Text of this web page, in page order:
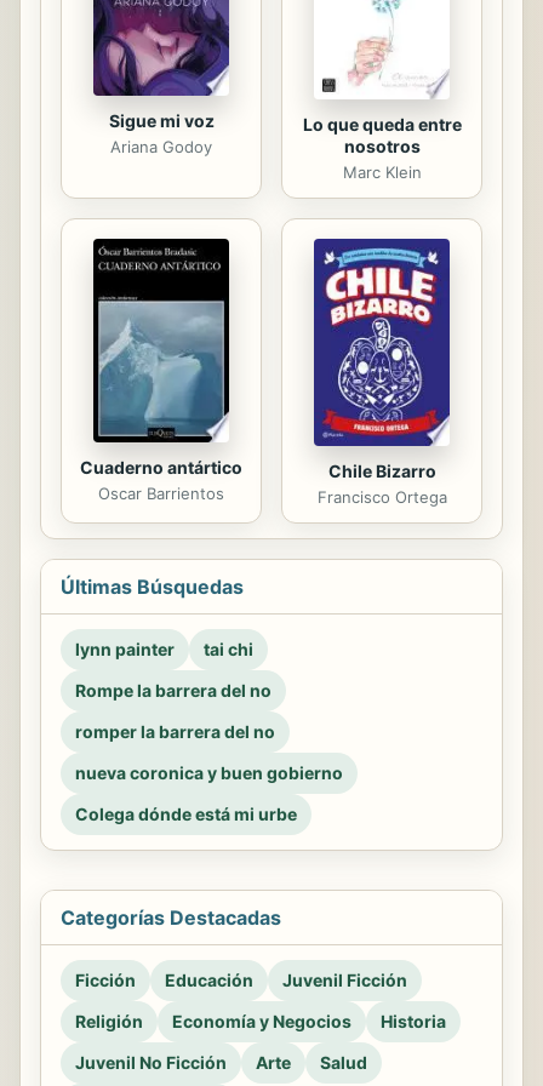
Sigue mi voz
Ariana Godoy
Lo que queda entre
nosotros
Marc Klein
Cuaderno antártico
Oscar Barrientos
Chile Bizarro
Francisco Ortega
Últimas Búsquedas
lynn painter
tai chi
Rompe la barrera del no
romper la barrera del no
nueva coronica y buen gobierno
Colega dónde está mi urbe
Categorías Destacadas
Ficción Educación
Juvenil Ficción
Religión
Economía y Negocios
Historia
Juvenil No Ficción
Arte Salud